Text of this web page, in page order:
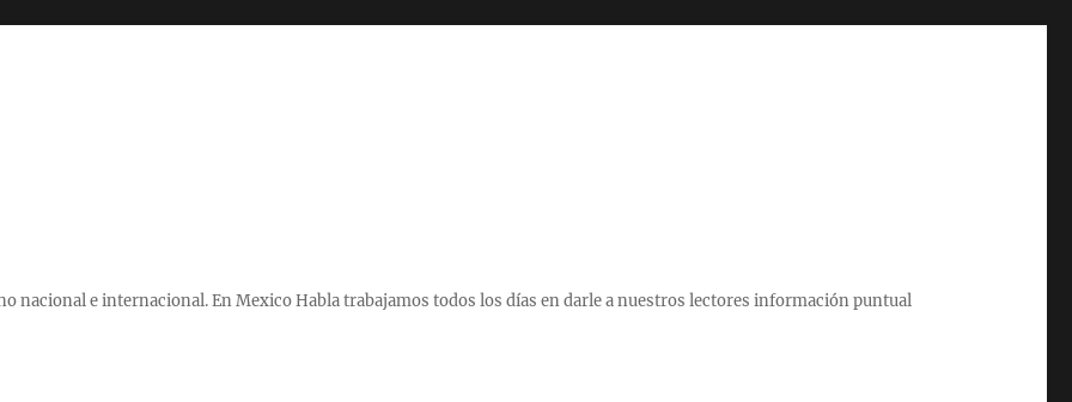
nacional e internacional. En Mexico Habla trabajamos todos los días en darle a nuestros lectores información puntual